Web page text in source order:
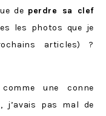
de perdre sa clef
les photos que je
articles) ?
une conne
j’avais pas mal de